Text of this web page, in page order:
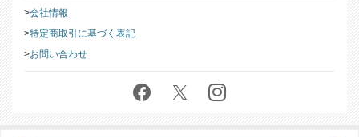
会社情報
特定商取引に基づく表記
お問い合わせ